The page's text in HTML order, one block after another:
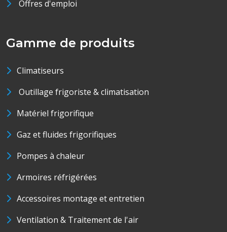
Offres d'emploi
Gamme de produits
Climatiseurs
Outillage frigoriste & climatisation
Matériel frigorifique
Gaz et fluides frigorifiques
Pompes à chaleur
Armoires réfrigérées
Accessoires montage et entretien
Ventilation & Traitement de l'air